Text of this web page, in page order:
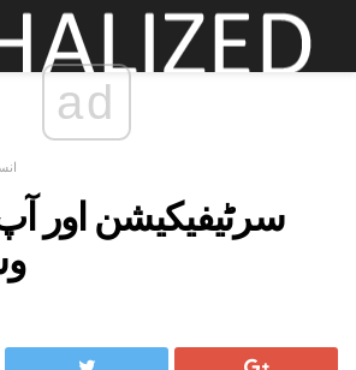
ad
سرٹیفیکیشن اور